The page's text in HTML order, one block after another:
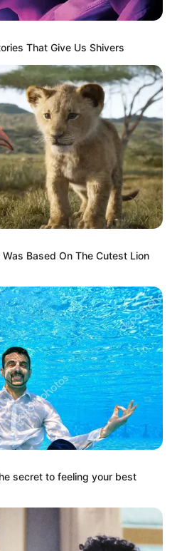
That Give Us Shivers
Based On The Cutest Lion
secret to feeling your best